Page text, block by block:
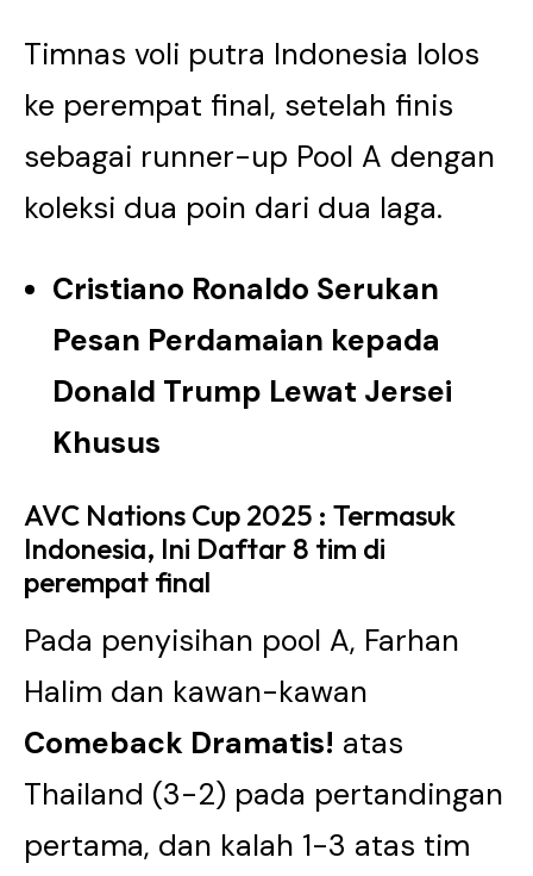
Timnas voli putra Indonesia lolos
ke perempat final, setelah finis
sebagai runner-up Pool A dengan
koleksi dua poin dari dua laga.
Cristiano Ronaldo Serukan
Pesan Perdamaian kepada
Donald Trump Lewat Jersei
Khusus
AVC Nations Cup 2025 : Termasuk
Indonesia, Ini Daftar 8 tim di
perempat final
Pada penyisihan pool A, Farhan
Halim dan kawan-kawan
Comeback Dramatis! atas
Thailand (3-2) pada pertandingan
pertama, dan kalah 1-3 atas tim